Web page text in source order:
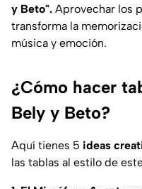
y Beto". Aprovechar los
transforma la
música y emoción.
¿Cómo hacer
Bely y Beto?
Aquí tienes 5 ideas
las tablas al estilo de